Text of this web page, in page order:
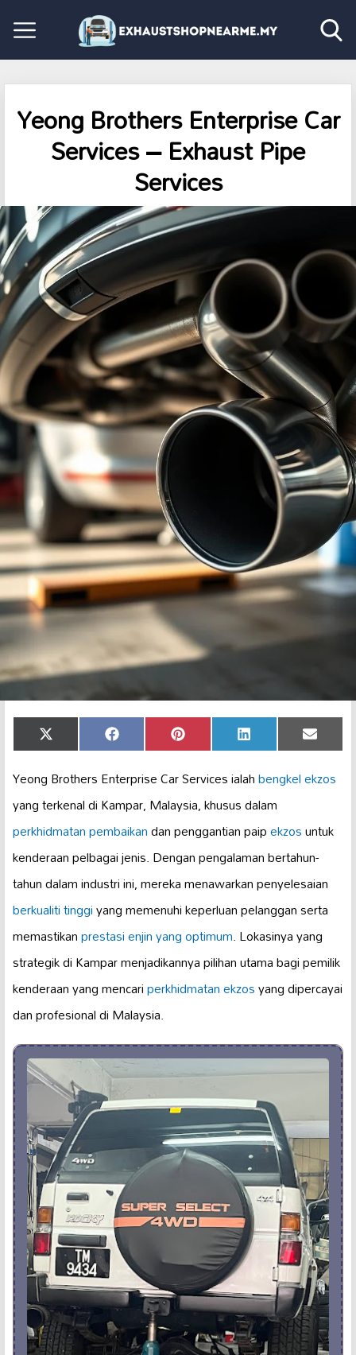
Yeong Brothers Enterprise Car
Services – Exhaust Pipe
Services
Share
on
X
(Twitter)
Share
on
Facebook Share
on
Pinterest Share
on
LinkedIn Share
on
Email
Yeong Brothers Enterprise Car Services ialahbengkel ekzos
yang terkenal di Kampar, Malaysia, khusus dalam
perkhidmatan pembaikandan penggantian paipekzosuntuk
kenderaan pelbagai jenis. Dengan pengalaman bertahun-
tahun dalam industri ini, mereka menawarkan penyelesaian
berkualiti tinggiyang memenuhi keperluan pelanggan serta
memastikanprestasi enjin yang optimum. Lokasinya yang
strategik di Kampar menjadikannya pilihan utama bagi pemilik
kenderaan yang mencariperkhidmatan ekzosyang dipercayai
dan profesional di Malaysia.